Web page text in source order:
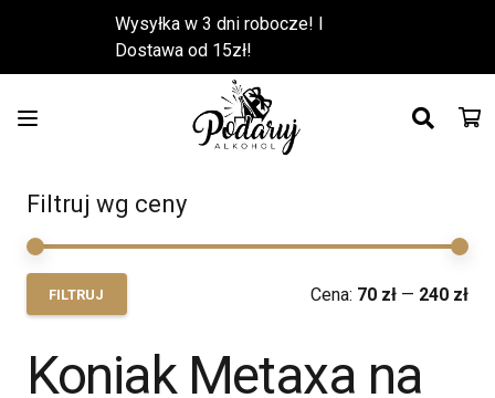
Wysyłka w 3 dni robocze! l
Dostawa od 15zł!
Koniak Metaxa na
Filtruj wg ceny
FILTRUJ Cena: 70 zł — 240 zł